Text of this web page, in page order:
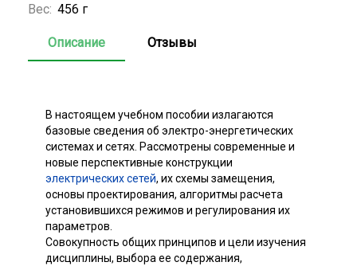
Вес: 456 г
Описание Отзывы
В настоящем учебном пособии излагаются
базовые сведения об электро-энергетических
системах и сетях. Рассмотрены современные и
новые перспективные конструкции
электрических сетей, их схемы замещения,
основы проектирования, алгоритмы расчета
установившихся режимов и регулирования их
параметров.
Совокупность общих принципов и цели изучения
дисциплины, выбора ее содержания,